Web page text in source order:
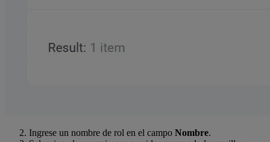
Ingrese un nombre de rol en el campo Nombre.